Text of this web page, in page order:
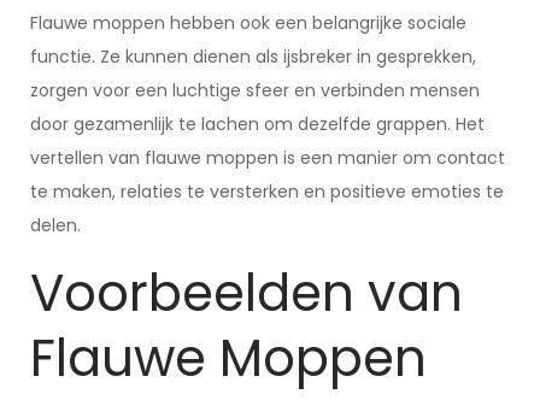
Flauwe moppen hebben ook een belangrijke sociale
functie. Ze kunnen dienen als ijsbreker in gesprekken,
zorgen voor een luchtige sfeer en verbinden mensen
door gezamenlijk te lachen om dezelfde grappen. Het
vertellen van flauwe moppen is een manier om contact
te maken, relaties te versterken en positieve emoties te
delen.
Voorbeelden van
Flauwe Moppen